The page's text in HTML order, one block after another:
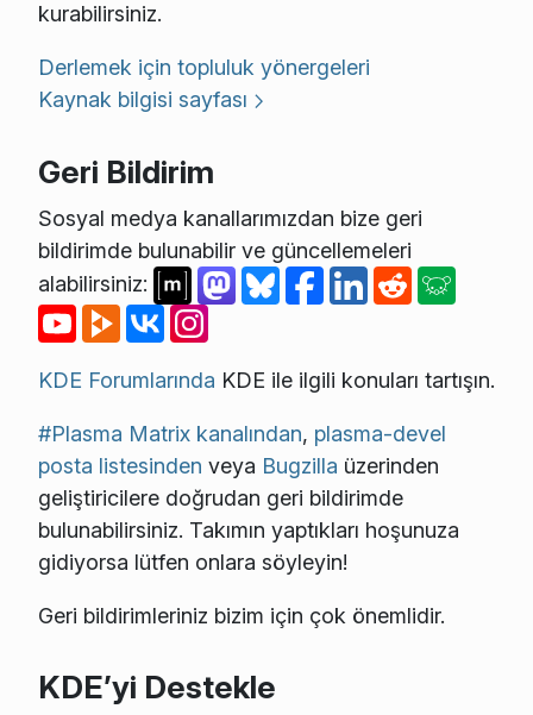
kurabilirsiniz.
Derlemek için topluluk yönergeleri
Kaynak bilgisi sayfası
Geri Bildirim
Sosyal medya kanallarımızdan bize geri
bildirimde bulunabilir ve güncellemeleri
alabilirsiniz:
KDE Forumlarında KDE ile ilgili konuları tartışın.
#Plasma Matrix kanalından, plasma-devel
posta listesinden veya Bugzilla üzerinden
geliştiricilere doğrudan geri bildirimde
bulunabilirsiniz. Takımın yaptıkları hoşunuza
gidiyorsa lütfen onlara söyleyin!
Geri bildirimleriniz bizim için çok önemlidir.
KDE’yi Destekle